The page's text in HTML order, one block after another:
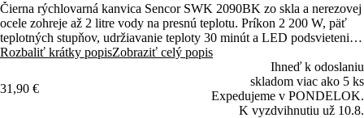
Čierna rýchlovarná kanvica Sencor SWK 2090BK zo skla a nerezovej
ocele zohreje až 2 litre vody na presnú teplotu. Príkon 2 200 W, päť
teplotných stupňov, udržiavanie teploty 30 minút a LED podsvietenie
v každej farbe teploty poteší každého milovníka čaju aj kávy.
Rozbaliť krátky popisZobraziť celý popis
31,90 €
Ihneď k odoslaniu
skladom viac ako 5 ks
Expedujeme v PONDELOK.
K vyzdvihnutiu už 10.8.